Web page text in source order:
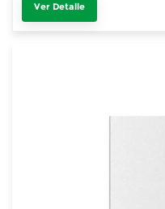
Ver Detalle